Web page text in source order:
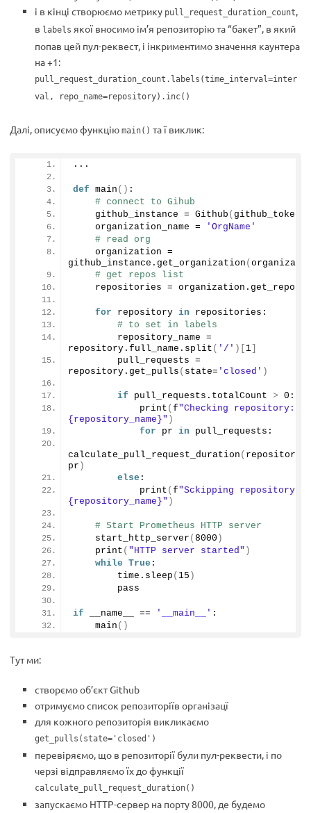
і в кінці створюємо метрику pull_request_duration_count,
в labels якої вносимо ім’я репозиторію та “бакет”, в який
попав цей пул-реквест, і інкриментимо значення каунтера
на +1:
pull_request_duration_count.labels(time_interval=inter
val, repo_name=repository).inc()
Далі, описуємо функцію main() та ї виклик:
...
def main () :
# connect to Gihub
    github_instance =
Github ( github_token
    organization_name =
'OrgName'
# read org
    organization =
github_instance. get_organization (
# get repos list
    repositories = organization.
get_repos
for repository in repositories:
# to set in labels
        repository_name =
repository. full_name . split ( '/' )[ 1
        pull_requests =
repository. get_pulls ( state= 'closed' )
if pull_requests. totalCount > 0 :
print ( f"Checking repository:
{repository_name}" )
for pr in pull_requests:
calculate_pull_request_duration (
pr )
else :
print ( f"Sckipping repository:
{repository_name}" )
# Start Prometheus HTTP server
start_http_server ( 8000 )
print ( "HTTP server started" )
while True :
        time.
sleep ( 15 )
        pass
if __name__ == '__main__' :
main ()
Тут ми:
створємо об’єкт Github
отримуємо список репозиторіїв організацї
для кожного репозиторія викликаємо
get_pulls(state='closed')
перевіряємо, що в репозиторії були пул-реквести, і по
черзі відправляємо їх до функції
calculate_pull_request_duration()
запускаємо HTTP-сервер на порту 8000, де будемо